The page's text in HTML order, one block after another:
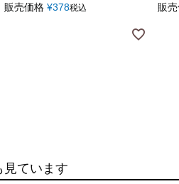
販売価格 ¥378税込 販
見ています